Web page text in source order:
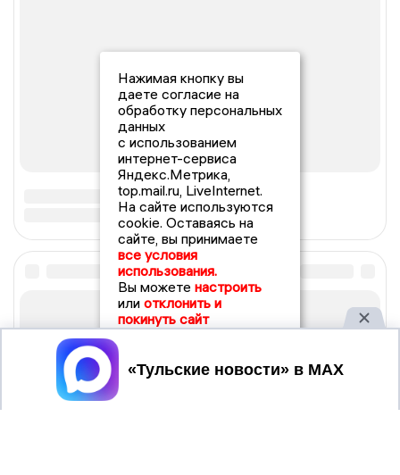
Нажимая кнопку вы
даете согласие на
обработку персональных
данных
с использованием
интернет-сервиса
Яндекс.Метрика,
top.mail.ru, LiveInternet.
На сайте используются
cookie. Оставаясь на
сайте, вы принимаете
все условия
использования.
Вы можете настроить
или отклонить и
покинуть сайт
Принять